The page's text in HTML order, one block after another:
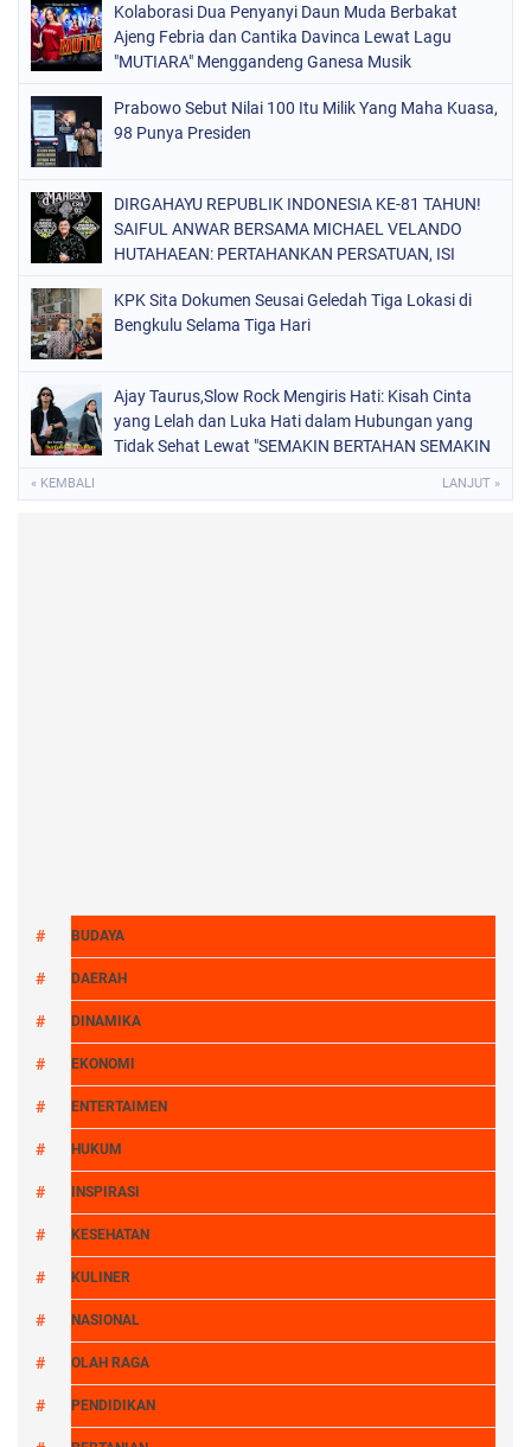
Kolaborasi Dua Penyanyi Daun Muda Berbakat
Ajeng Febria dan Cantika Davinca Lewat Lagu
"MUTIARA" Menggandeng Ganesa Musik
Prabowo Sebut Nilai 100 Itu Milik Yang Maha Kuasa,
98 Punya Presiden
DIRGAHAYU REPUBLIK INDONESIA KE-81 TAHUN!
SAIFUL ANWAR BERSAMA MICHAEL VELANDO
HUTAHAEAN: PERTAHANKAN PERSATUAN, ISI
PENGABDIAN TULUS DEMI KEJAYAAN BANGSA!
KPK Sita Dokumen Seusai Geledah Tiga Lokasi di
Bengkulu Selama Tiga Hari
Ajay Taurus,Slow Rock Mengiris Hati: Kisah Cinta
yang Lelah dan Luka Hati dalam Hubungan yang
Tidak Sehat Lewat "SEMAKIN BERTAHAN SEMAKIN
« KEMBALI LANJUT »
BUDAYA
DAERAH
DINAMIKA
EKONOMI
ENTERTAIMEN
HUKUM
INSPIRASI
KESEHATAN
KULINER
NASIONAL
OLAH RAGA
PENDIDIKAN